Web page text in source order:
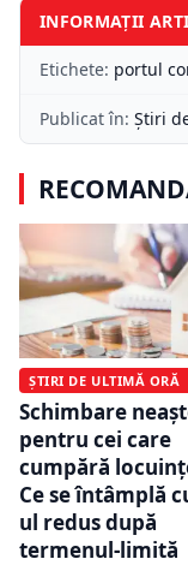
INFORMAȚII
Etichete: portul
Publicat în: Știri
ȘTIRI DE ULTIMĂ ORĂ
Schimbare
pentru cei care
cumpără
Ce se întâmplă
ul redus după
termenul-limită